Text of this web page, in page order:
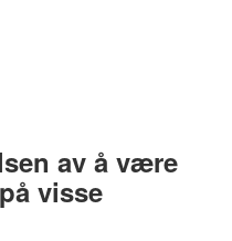
av å være
visse